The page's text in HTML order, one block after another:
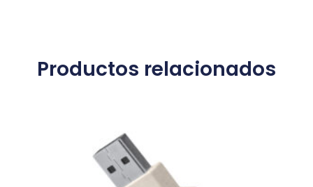
Productos relacionados